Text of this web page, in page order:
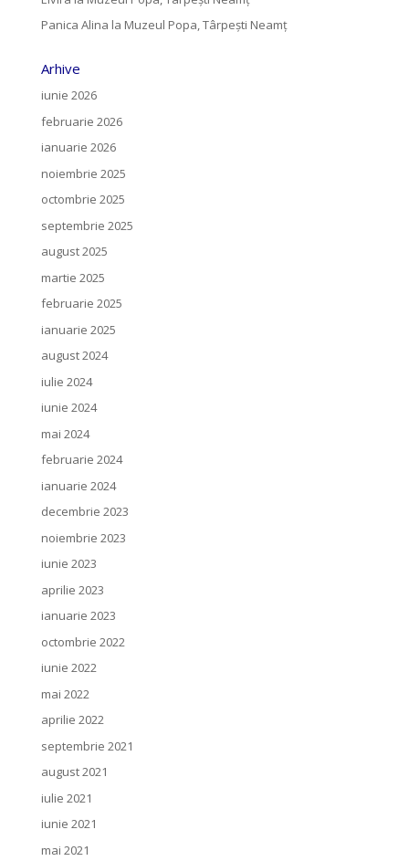
Panica Alina la Muzeul Popa, Târpeşti Neamţ
Arhive
iunie 2026
februarie 2026
ianuarie 2026
noiembrie 2025
octombrie 2025
septembrie 2025
august 2025
martie 2025
februarie 2025
ianuarie 2025
august 2024
iulie 2024
iunie 2024
mai 2024
februarie 2024
ianuarie 2024
decembrie 2023
noiembrie 2023
iunie 2023
aprilie 2023
ianuarie 2023
octombrie 2022
iunie 2022
mai 2022
aprilie 2022
septembrie 2021
august 2021
iulie 2021
iunie 2021
mai 2021